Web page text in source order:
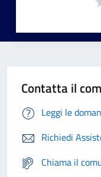
Contatta il
Leggi le
Richiedi
Chiama il